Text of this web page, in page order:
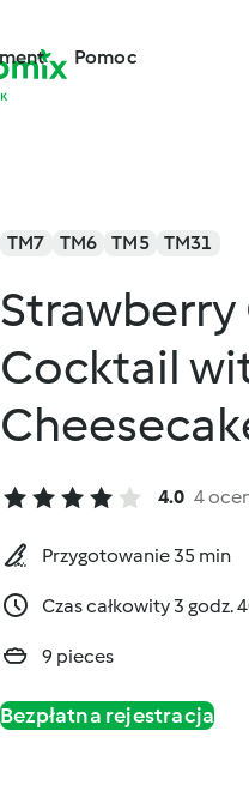
Pomoc
TM7 TM6 TM5 TM31
Cocktail
4.0 4
Przygotowanie 35 min
Czas całkowity 3 godz.
9 pieces
Bezpłatna rejestracja